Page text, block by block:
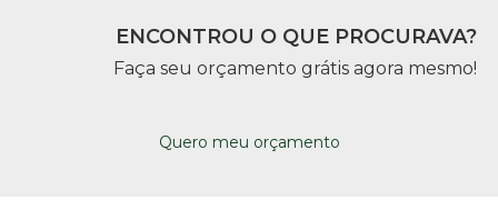
ENCONTROU O QUE PROCURAVA?
Faça seu orçamento grátis agora mesmo!
Quero meu orçamento